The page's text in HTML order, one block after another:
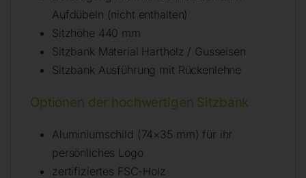
Aufdübeln (nicht enthalten)
Sitzhöhe 440 mm
Sitzbank Material Hartholz / Gusseisen
Sitzbank Ausführung mit Rückenlehne
Optionen der hochwertigen Sitzbank
Aluminiumschild (74×35 mm) für ihr
persönliches Logo
zertifiziertes FSC-Holz